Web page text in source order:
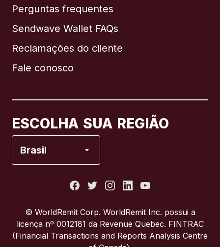
Perguntas frequentes
Sendwave Wallet FAQs
Reclamações do cliente
Fale conosco
ESCOLHA SUA REGIÃO
Brasil
Brasil
Itália
© WorldRemit Corp.‍ WorldRemit Inc. possui a
licença nº 0012181 da Revenue Quebec. FINTRAC
(Financial Transactions and Reports Analysis Centre